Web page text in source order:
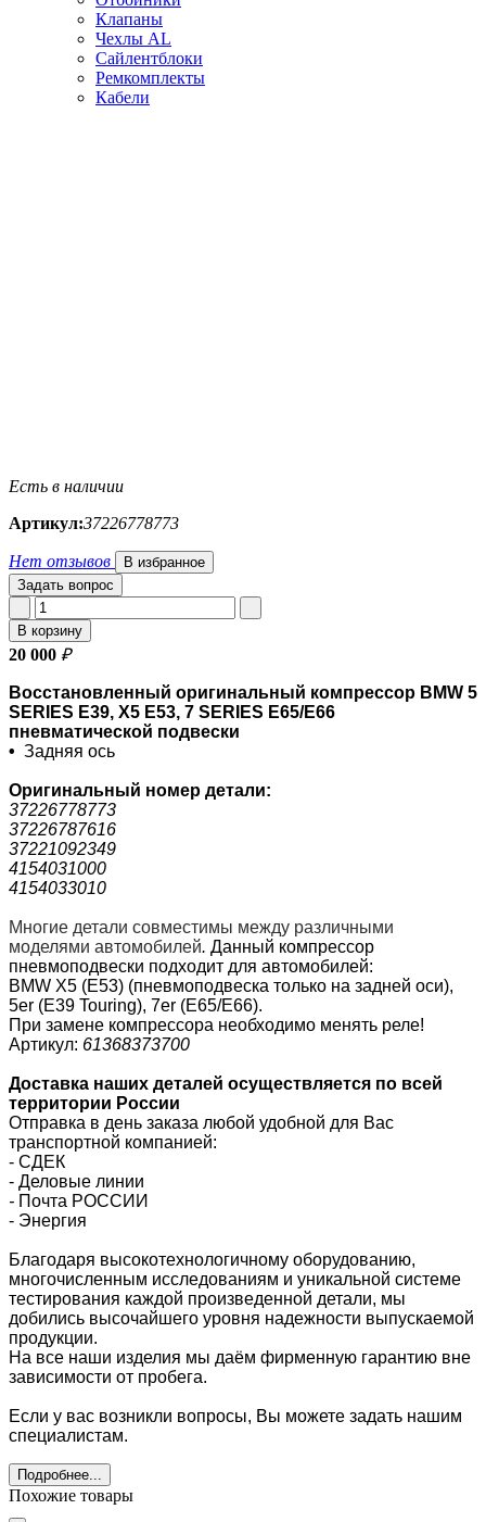
Клапаны
Чехлы AL
Сайлентблоки
Ремкомплекты
Кабели
Есть в наличии
Артикул:37226778773
Нет отзывов
В избранное
Задать вопрос
В корзину
20 000 ₽
Восстановленный оригинальный компрессор BMW 5
SERIES E39, X5 E53, 7 SERIES E65/E66
пневматической подвески
• Задняя ось
Оригинальный номер детали:
37226778773
37226787616
37221092349
4154031000
4154033010
Многие детали совместимы между различными
моделями автомобилей. Данный компрессор
пневмоподвески подходит для автомобилей:
BMW X5 (E53) (пневмоподвеска только на задней оси),
5er (E39 Touring), 7er (E65/E66).
При замене компрессора необходимо менять реле!
Артикул: 61368373700
Доставка наших деталей осуществляется по всей
территории России
Отправка в день заказа любой удобной для Вас
транспортной компанией:
- СДЕК
- Деловые линии
- Почта РОССИИ
- Энергия
Благодаря высокотехнологичному оборудованию,
многочисленным исследованиям и уникальной системе
тестирования каждой произведенной детали, мы
добились высочайшего уровня надежности выпускаемой
продукции.
На все наши изделия мы даём фирменную гарантию вне
зависимости от пробега.
Если у вас возникли вопросы, Вы можете задать нашим
специалистам.
Подробнее...
Похожие товары